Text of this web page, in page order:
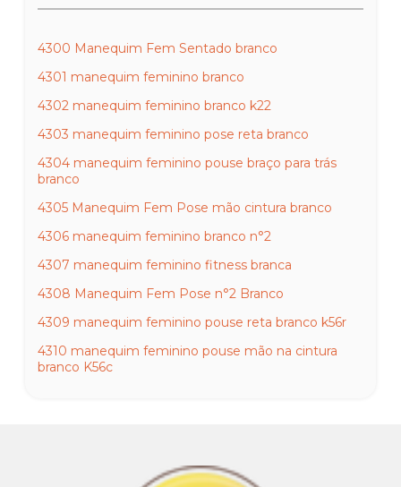
4300 Manequim Fem Sentado branco
4301 manequim feminino branco
4302 manequim feminino branco k22
4303 manequim feminino pose reta branco
4304 manequim feminino pouse braço para trás
branco
4305 Manequim Fem Pose mão cintura branco
4306 manequim feminino branco n°2
4307 manequim feminino fitness branca
4308 Manequim Fem Pose n°2 Branco
4309 manequim feminino pouse reta branco k56r
4310 manequim feminino pouse mão na cintura
branco K56c
4315 manequim feminino july inteira mão na cintura